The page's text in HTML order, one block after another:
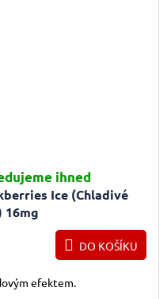
Ice (Chladivé
16mg
ihned
DO KOŠÍKU
efektem.